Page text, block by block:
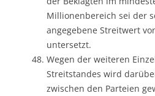
Millionenbereich sei der
angegebene Streitwert
untersetzt.
Wegen der weiteren
Streitstandes wird
zwischen den Parteien